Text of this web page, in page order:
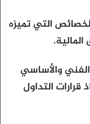
التي تميزه
والأساسي
قرارات التداول